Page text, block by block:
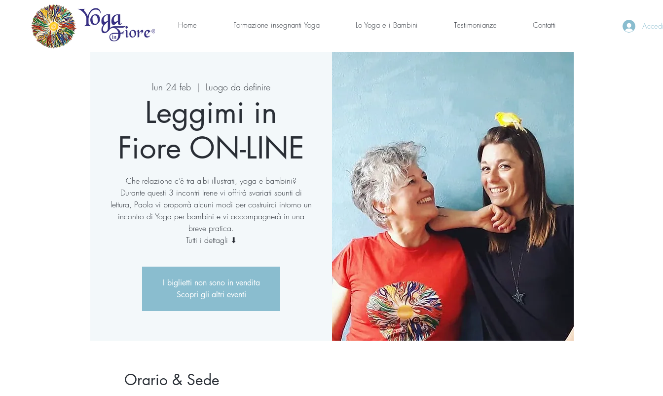
Home Formazione insegnanti Yoga Lo Yoga e i Bambini Testimonianze Contatti
lun 24 feb
  |
Luogo da definire
Leggimi in
Fiore ON-LINE
Che relazione c’è tra albi illustrati, yoga e bambini?
Durante questi 3 incontri Irene vi offrirà svariati spunti di
lettura, Paola vi proporrà alcuni modi per costruirci intorno un
incontro di Yoga per bambini e vi accompagnerà in una
breve pratica.
Tutti i dettagli ⬇
I biglietti non sono in vendita
Scopri gli altri eventi
Orario & Sede